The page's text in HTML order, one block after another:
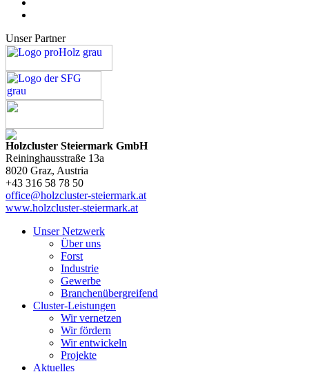
Unser Partner
Holzcluster Steiermark GmbH
Reininghausstraße 13a
8020 Graz, Austria
+43 316 58 78 50
office@holzcluster-steiermark.at
www.holzcluster-steiermark.at
Unser Netzwerk
Über uns
Forst
Industrie
Gewerbe
Branchenübergreifend
Cluster-Leistungen
Wir vernetzen
Wir fördern
Wir entwickeln
Projekte
Aktuelles